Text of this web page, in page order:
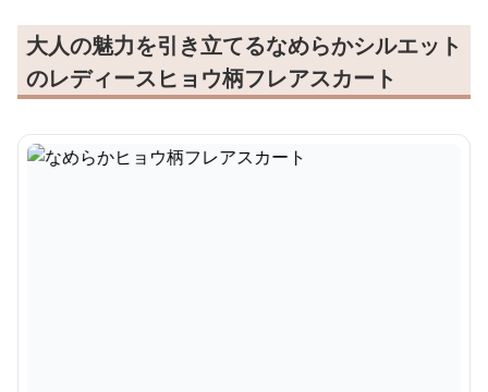
大人の魅力を引き立てるなめらかシルエット
のレディースヒョウ柄フレアスカート